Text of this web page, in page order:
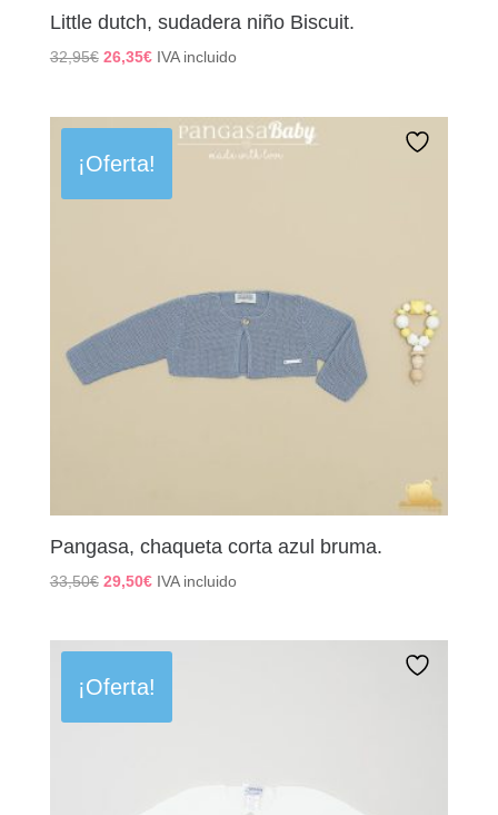
Little dutch, sudadera niño Biscuit.
32,95€ El
era:
32,95€.
26,35€El
es:
26,35€.
IVA incluido
¡Oferta!
Pangasa, chaqueta corta azul bruma.
33,50€ El
era:
33,50€.
29,50€El
es:
29,50€.
IVA incluido
¡Oferta!